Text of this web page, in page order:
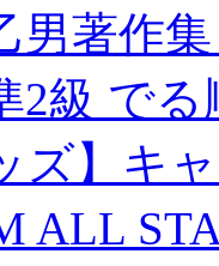
男著作
2級 で
ズ】キ
ALL